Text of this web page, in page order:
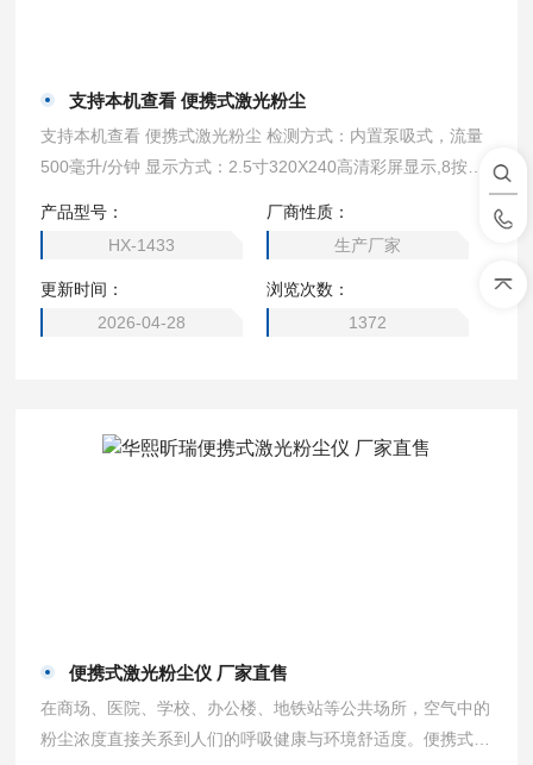
支持本机查看 便携式激光粉尘
支持本机查看 便携式激光粉尘 检测方式：内置泵吸式，流量
500毫升/分钟 显示方式：2.5寸320X240高清彩屏显示,8按键
±2% 报警方式：声光报警、振动报警、视觉报警、声光+振动
+视觉报警、关闭报警 响应时间：T90≤20秒
产品型号：
HX-1433
厂商性质：
生产厂家
更新时间：
2026-04-28
浏览次数：
1372
便携式激光粉尘仪 厂家直售
在商场、医院、学校、办公楼、地铁站等公共场所，空气中的
粉尘浓度直接关系到人们的呼吸健康与环境舒适度。便携式激